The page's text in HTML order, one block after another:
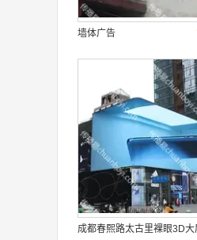
墙体广告
成都春熙路太古里裸眼3D大